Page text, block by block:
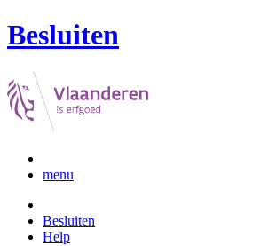
Besluiten
menu
Besluiten
Help